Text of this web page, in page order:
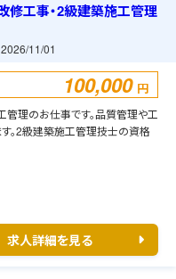
修工事・2級建築施工管理
2026/11/01
100,000 円
理のお仕事です。品質管理や工
。2級建築施工管理技士の資格
求人詳細を見る